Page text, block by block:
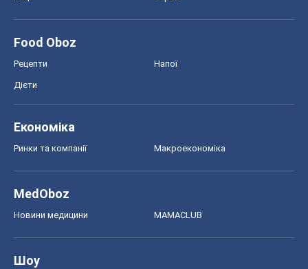
Food Oboz
Рецепти Напої
Дієти
Економіка
Ринки та компанії Макроекономіка
MedOboz
Новини медицини MAMACLUB
Шоу